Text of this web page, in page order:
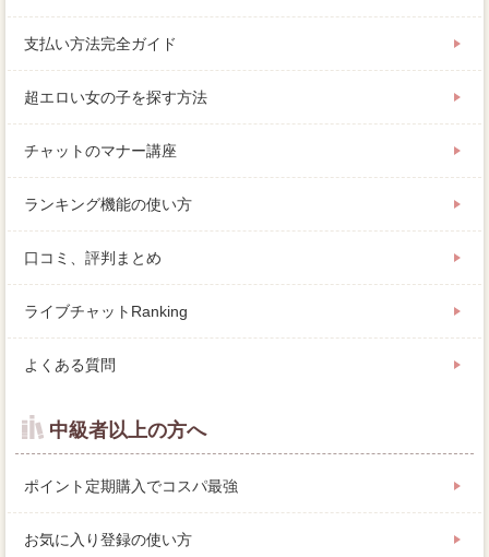
支払い方法完全ガイド
超エロい女の子を探す方法
チャットのマナー講座
ランキング機能の使い方
口コミ、評判まとめ
ライブチャットRanking
よくある質問
中級者以上の方へ
ポイント定期購入でコスパ最強
お気に入り登録の使い方